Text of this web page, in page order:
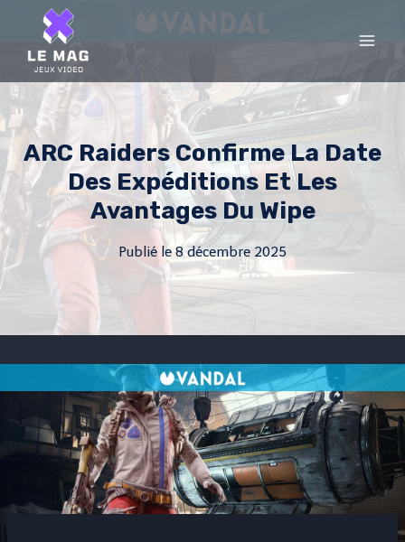
content
ARC Raiders Confirme La Date
Des Expéditions Et Les
Avantages Du Wipe
Publié le8 décembre 2025